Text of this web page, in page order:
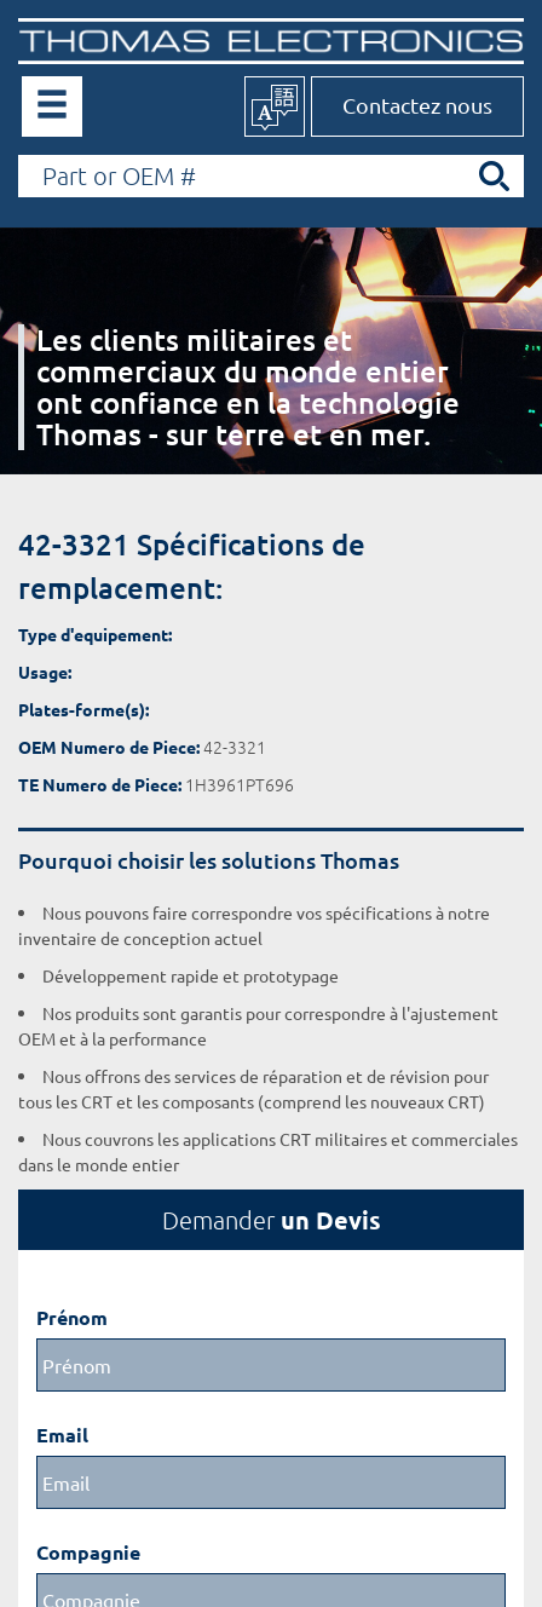
Contactez nous
Les clients militaires et
commerciaux du monde entier
ont confiance en la technologie
Thomas - sur terre et en mer.
42-3321 Spécifications de
remplacement:
Type d'equipement:
Usage:
Plates-forme(s):
OEM Numero de Piece:42-3321
TE Numero de Piece: 1H3961PT696
Pourquoi choisir les solutions Thomas
Nous pouvons faire correspondre vos spécifications à notre
inventaire de conception actuel
Développement rapide et prototypage
Nos produits sont garantis pour correspondre à l'ajustement
OEM et à la performance
Nous offrons des services de réparation et de révision pour
tous les CRT et les composants (comprend les nouveaux CRT)
Nous couvrons les applications CRT militaires et commerciales
dans le monde entier
Demander un Devis
Prénom
Email
Compagnie